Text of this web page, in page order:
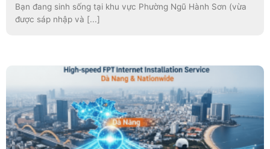
Bạn đang sinh sống tại khu vực Phường Ngũ Hành Sơn (vừa
được sáp nhập và [...]